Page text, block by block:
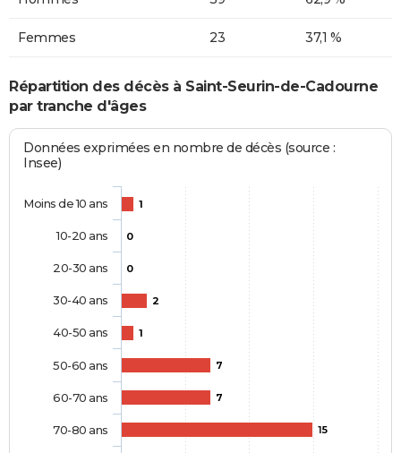
Femmes 23 37,1 %
Répartition des décès à Saint-Seurin-de-Cadourne
par tranche d'âges
Données exprimées en nombre de décès (source :
Insee)
1
0
0
2
1
7
7
15
Moins de 10 ans
10-20 ans
20-30 ans
30-40 ans
40-50 ans
50-60 ans
60-70 ans
70-80 ans